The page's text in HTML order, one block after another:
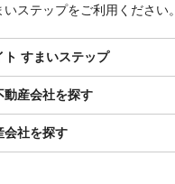
ステップをご利用ください。
すまいステップ
動産会社を探す
会社を探す